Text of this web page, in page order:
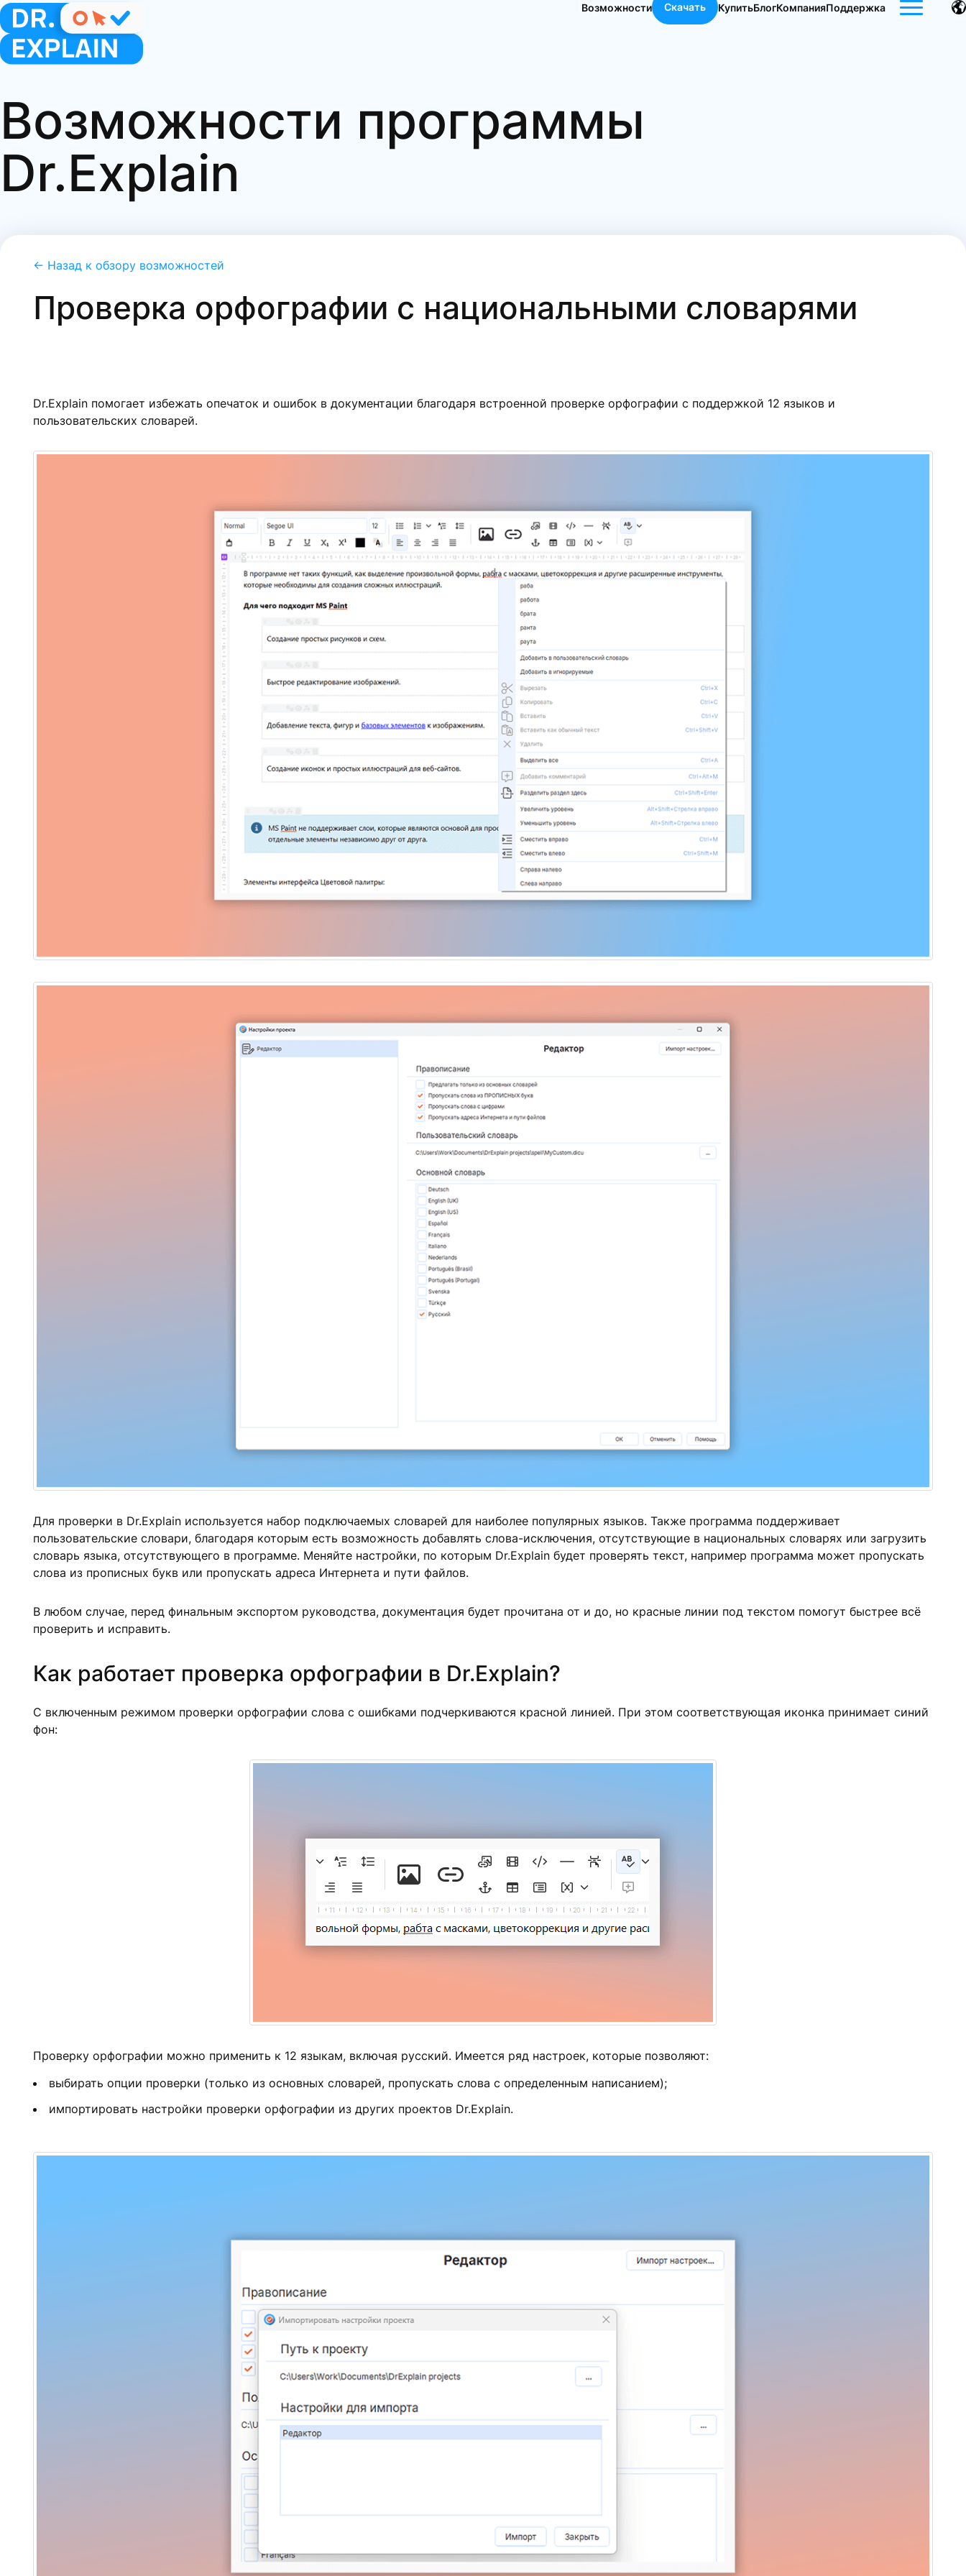
Возможности Скачать КупитьБлогКомпанияПоддержка
Возможности программы
Dr.Explain
← Назад к обзору возможностей
Проверка орфографии с национальными словарями
Dr.Explain помогает избежать опечаток и ошибок в документации благодаря встроенной проверке орфографии с поддержкой 12 языков и
пользовательских словарей.
Для проверки в Dr.Explain используется набор подключаемых словарей для наиболее популярных языков. Также программа поддерживает
пользовательские словари, благодаря которым есть возможность добавлять слова-исключения, отсутствующие в национальных словарях или загрузить
словарь языка, отсутствующего в программе. Меняйте настройки, по которым Dr.Explain будет проверять текст, например программа может пропускать
слова из прописных букв или пропускать адреса Интернета и пути файлов.
В любом случае, перед финальным экспортом руководства, документация будет прочитана от и до, но красные линии под текстом помогут быстрее всё
проверить и исправить.
Как работает проверка орфографии в Dr.Explain?
С включенным режимом проверки орфографии слова с ошибками подчеркиваются красной линией. При этом соответствующая иконка принимает синий
фон:
Проверку орфографии можно применить к 12 языкам, включая русский. Имеется ряд настроек, которые позволяют:
выбирать опции проверки (только из основных словарей, пропускать слова с определенным написанием);
импортировать настройки проверки орфографии из других проектов Dr.Explain.